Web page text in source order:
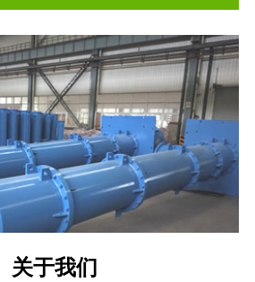
关于我们